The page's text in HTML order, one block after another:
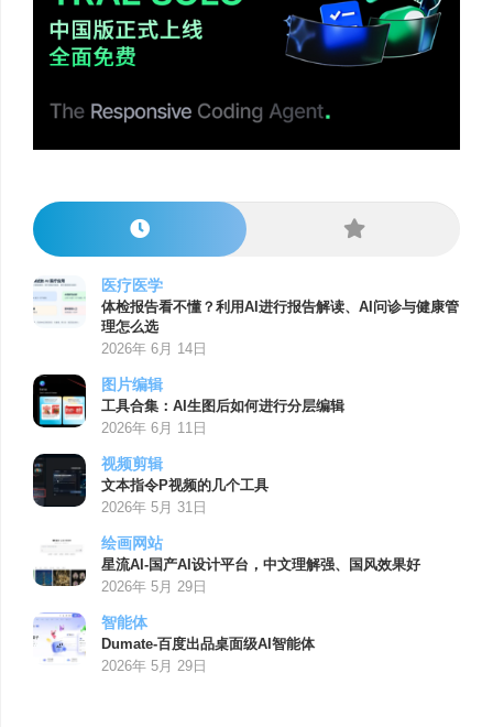
医疗医学
体检报告看不懂？利用AI进行报告解读、AI问诊与健康管
理怎么选
2026年 6月 14日
图片编辑
工具合集：AI生图后如何进行分层编辑
2026年 6月 11日
视频剪辑
文本指令P视频的几个工具
2026年 5月 31日
绘画网站
星流AI-国产AI设计平台，中文理解强、国风效果好
2026年 5月 29日
智能体
Dumate-百度出品桌面级AI智能体
2026年 5月 29日